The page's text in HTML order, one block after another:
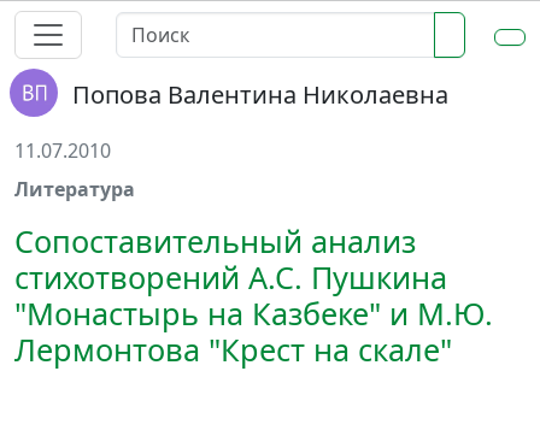
Попова Валентина Николаевна
11.07.2010
Литература
Сопоставительный анализ
стихотворений А.С. Пушкина
"Монастырь на Казбеке" и М.Ю.
Лермонтова "Крест на скале"